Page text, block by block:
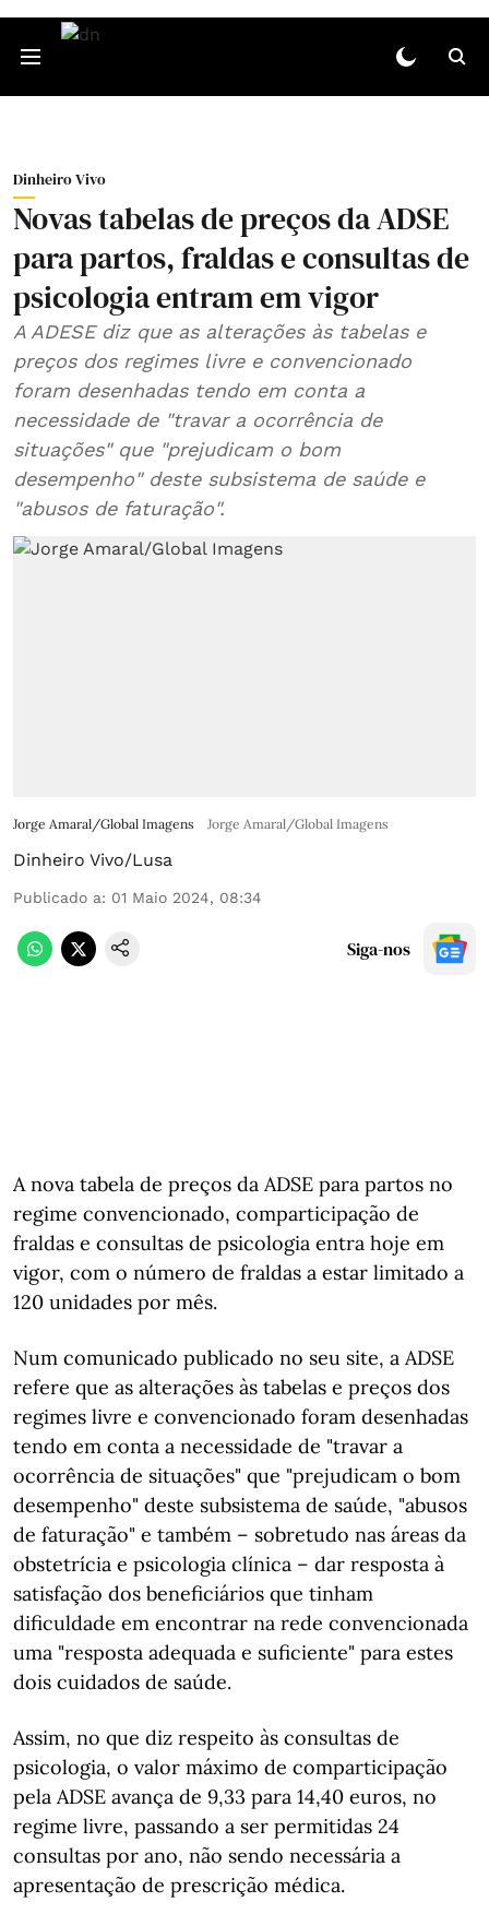
Dinheiro Vivo
Novas tabelas de preços da ADSE
para partos, fraldas e consultas de
psicologia entram em vigor
A ADESE diz que as alterações às tabelas e
preços dos regimes livre e convencionado
foram desenhadas tendo em conta a
necessidade de "travar a ocorrência de
situações" que "prejudicam o bom
desempenho" deste subsistema de saúde e
"abusos de faturação".
Jorge Amaral/Global Imagens Jorge Amaral/Global Imagens
Dinheiro Vivo/Lusa
Publicado a: 01 Maio 2024, 08:34
Siga-nos
A nova tabela de preços da ADSE para partos no
regime convencionado, comparticipação de
fraldas e consultas de psicologia entra hoje em
vigor, com o número de fraldas a estar limitado a
120 unidades por mês.
Num comunicado publicado no seu site, a ADSE
refere que as alterações às tabelas e preços dos
regimes livre e convencionado foram desenhadas
tendo em conta a necessidade de "travar a
ocorrência de situações" que "prejudicam o bom
desempenho" deste subsistema de saúde, "abusos
de faturação" e também – sobretudo nas áreas da
obstetrícia e psicologia clínica – dar resposta à
satisfação dos beneficiários que tinham
dificuldade em encontrar na rede convencionada
uma "resposta adequada e suficiente" para estes
dois cuidados de saúde.
Assim, no que diz respeito às consultas de
psicologia, o valor máximo de comparticipação
pela ADSE avança de 9,33 para 14,40 euros, no
regime livre, passando a ser permitidas 24
consultas por ano, não sendo necessária a
apresentação de prescrição médica.